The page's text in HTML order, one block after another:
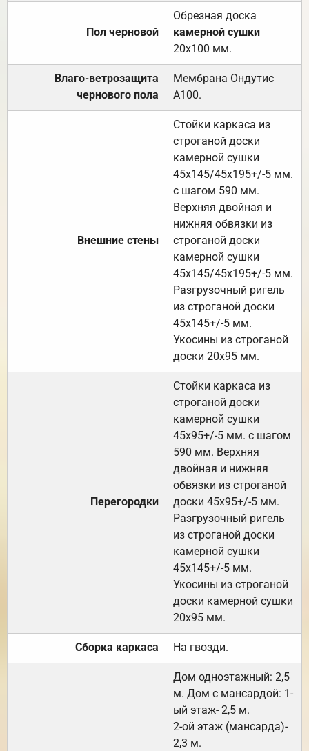
Пол черновой
Обрезная доска
камерной сушки
20х100 мм.
Влаго-ветрозащита
чернового пола
Мембрана Ондутис
А100.
Внешние стены
Стойки каркаса из
строганой доски
камерной сушки
45х145/45х195+/-5 мм.
с шагом 590 мм.
Верхняя двойная и
нижняя обвязки из
строганой доски
камерной сушки
45х145/45х195+/-5 мм.
Разгрузочный ригель
из строганой доски
45х145+/-5 мм.
Укосины из строганой
доски 20х95 мм.
Перегородки
Стойки каркаса из
строганой доски
камерной сушки
45х95+/-5 мм. с шагом
590 мм. Верхняя
двойная и нижняя
обвязки из строганой
доски 45х95+/-5 мм.
Разгрузочный ригель
из строганой доски
камерной сушки
45х145+/-5 мм.
Укосины из строганой
доски камерной сушки
20х95 мм.
Сборка каркаса На гвозди.
Дом одноэтажный: 2,5
м. Дом с мансардой: 1-
ый этаж- 2,5 м.
2-ой этаж (мансарда)-
2,3 м.